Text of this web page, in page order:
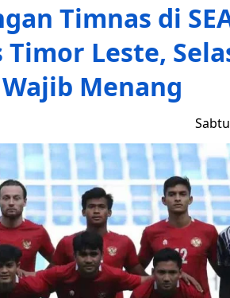
Timnas di
Leste,
Menang